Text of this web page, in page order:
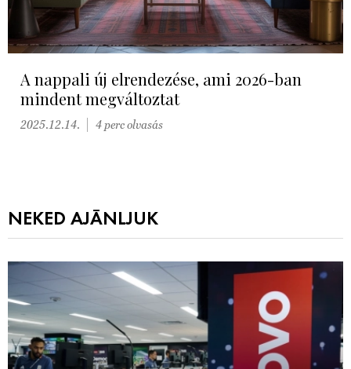
A nappali új elrendezése, ami 2026-ban
mindent megváltoztat
2025.12.14. 4 perc olvasás
NEKED AJÁNLJUK